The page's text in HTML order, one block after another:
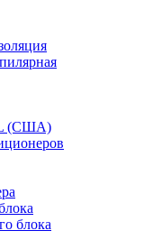
(США)
блока